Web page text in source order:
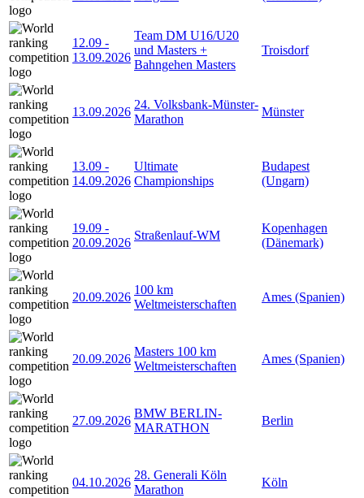
12.09 -
13.09.2026
Team DM U16/U20
und Masters +
Bahngehen Masters
Troisdorf
13.09.2026
24. Volksbank-Münster-
Marathon
Münster
13.09 -
14.09.2026
Ultimate
Championships
Budapest
(Ungarn)
19.09 -
20.09.2026
Straßenlauf-WM
Kopenhagen
(Dänemark)
20.09.2026
100 km
Weltmeisterschaften
Ames (Spanien)
20.09.2026
Masters 100 km
Weltmeisterschaften
Ames (Spanien)
27.09.2026
BMW BERLIN-
MARATHON
Berlin
04.10.2026
28. Generali Köln
Marathon
Köln